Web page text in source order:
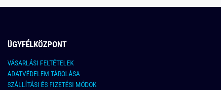
ÜGYFÉLKÖZPONT
VÁSARLÁSI FELTÉTELEK
ADATVÉDELEM TÁROLÁSA
SZÁLLÍTÁSI ÉS FIZETÉSI MÓDOK